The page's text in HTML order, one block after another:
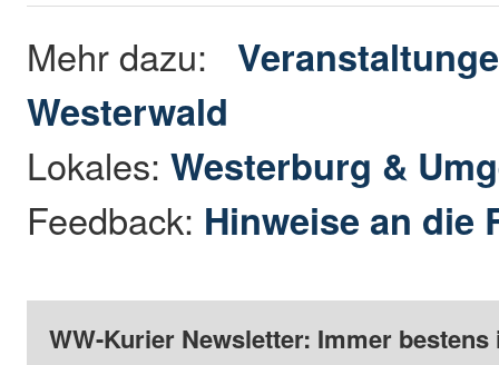
Mehr dazu:
Westerwald
Lokales:Westerburg &
Feedback: Hinweise an die
WW-Kurier Newsletter: Immer